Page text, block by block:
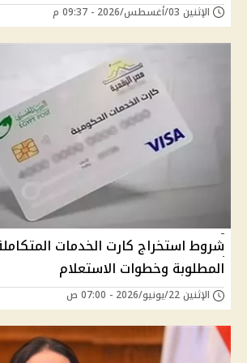
الإثنين 03/أغسطس/2026 - 09:37 م
المطلوبة وخطوات الاستعلام
الإثنين 22/يونيو/2026 - 07:00 ص